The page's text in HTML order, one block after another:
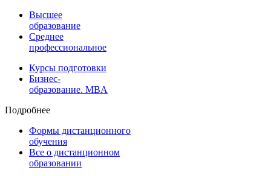
Высшее
образование
Среднее
профессиональное
Курсы подготовки
Бизнес-
образование. MBA
Подробнее
Формы дистанционного
обучения
Все о дистанционном
образовании